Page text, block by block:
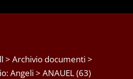
> Archivio documenti >
Angeli > ANAUEL (63)